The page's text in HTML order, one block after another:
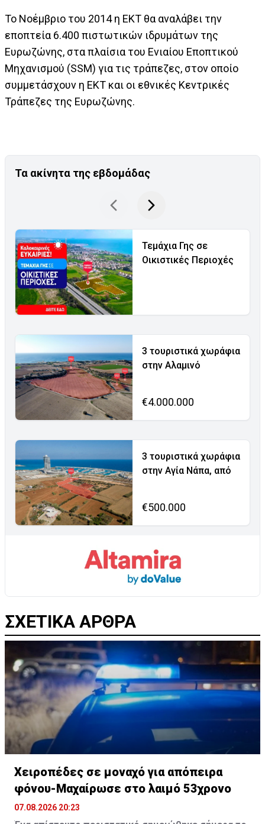
Το Νοέμβριο του 2014 η ΕΚΤ θα αναλάβει την
εποπτεία 6.400 πιστωτικών ιδρυμάτων της
Ευρωζώνης, στα πλαίσια του Ενιαίου Εποπτικού
Μηχανισμού (SSM) για τις τράπεζες, στον οποίο
συμμετάσχουν η ΕΚΤ και οι εθνικές Κεντρικές
Τράπεζες της Ευρωζώνης.
Τα ακίνητα της εβδομάδας
Τεμάχια Γης σε
Οικιστικές Περιοχές
3 τουριστικά χωράφια
στην Αλαμινό
€4.000.000
3 τουριστικά χωράφια
στην Αγία Νάπα, από
€500.000
ΣΧΕΤΙΚΑ ΑΡΘΡΑ
Χειροπέδες σε μοναχό για απόπειρα
φόνου-Μαχαίρωσε στο λαιμό 53χρονο
07.08.2026 20:23